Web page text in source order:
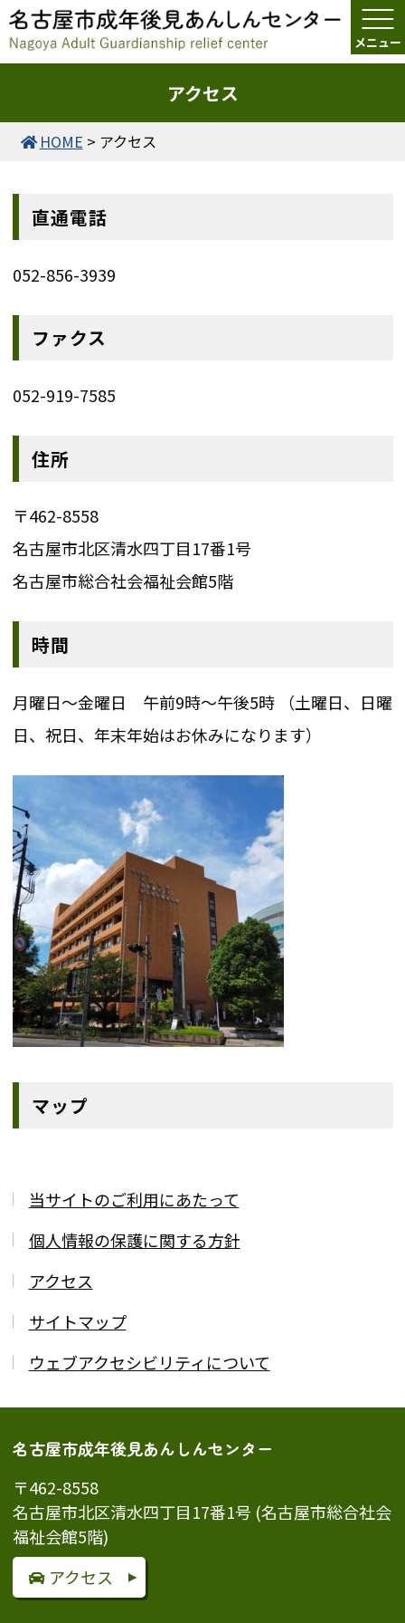
アクセス
HOME > アクセス
直通電話
052-856-3939
ファクス
052-919-7585
住所
〒462-8558
名古屋市北区清水四丁目17番1号
名古屋市総合社会福祉会館5階
時間
月曜日～金曜日 午前9時～午後5時 （土曜日、日曜
日、祝日、年末年始はお休みになります）
マップ
当サイトのご利用にあたって
個人情報の保護に関する方針
アクセス
サイトマップ
ウェブアクセシビリティについて
名古屋市成年後見あんしんセンター
〒462-8558
名古屋市北区清水四丁目17番1号 (名古屋市総合社会
福祉会館5階)
アクセス